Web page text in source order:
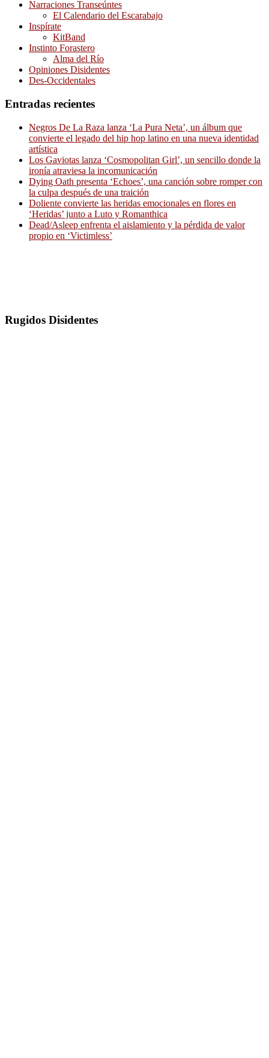
Narraciones Transeúntes
El Calendario del Escarabajo
Inspírate
KitBand
Instinto Forastero
Alma del Río
Opiniones Disidentes
Des-Occidentales
Entradas recientes
Negros De La Raza lanza ‘La Pura Neta’, un álbum que
convierte el legado del hip hop latino en una nueva identidad
artística
Los Gaviotas lanza ‘Cosmopolitan Girl’, un sencillo donde la
ironía atraviesa la incomunicación
Dying Oath presenta ‘Echoes’, una canción sobre romper con
la culpa después de una traición
Doliente convierte las heridas emocionales en flores en
‘Heridas’ junto a Luto y Romanthica
Dead/Asleep enfrenta el aislamiento y la pérdida de valor
propio en ‘Victimless’
Rugidos Disidentes